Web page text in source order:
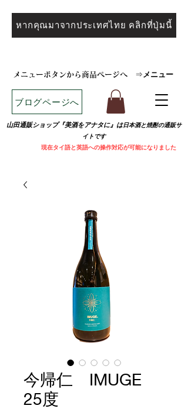
หากคุณมาจากประเทศไทย คลิกที่ปุ่มนี้
メニューボタンから商品ページへ ⇒ メニュー
ブログページへ
山田通販ショップ『美酒をアナタに』は日本酒と焼酎の通販サ
イトです
現在タイ語と英語への操作対応が可能になりました
今帰仁 IMUGE
25度